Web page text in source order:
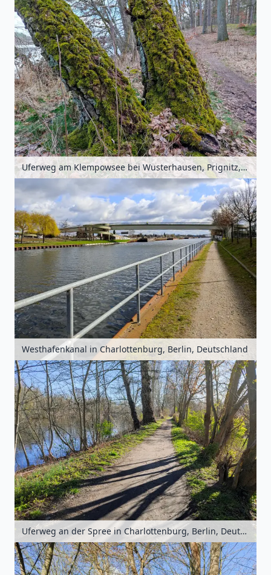
Uferweg am Klempowsee bei Wusterhausen, Prignitz, Brandenburg, Deutschland
Westhafenkanal in Charlottenburg, Berlin, Deutschland
Uferweg an der Spree in Charlottenburg, Berlin, Deutschland